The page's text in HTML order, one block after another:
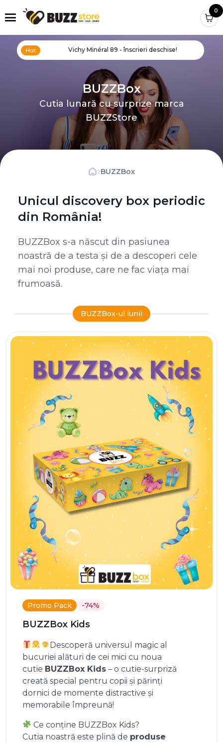
0
Vichy Minéral 89 - înscrieri deschise!
BUZZBox
Cutia lunară cu surprize marca
BUZZStore
›BUZZBox
Unicul discovery box periodic
din România!
BUZZBox s-a născut din pasiunea
noastră de a testa și de a descoperi cele
mai noi produse, care ne fac viața mai
frumoasă.
BUZZBox-ul lunii
Promo Pack -74%
BUZZBox Kids
Descoperă universul magic al
bucuriei alături de cei mici cu noua
cutie BUZZBox Kids – o cutie-surpriză
creată special pentru copii și părinți
dornici de momente distractive și
memorabile împreună!
Ce conține BUZZBox Kids?
Cutia noastră este plină de produse